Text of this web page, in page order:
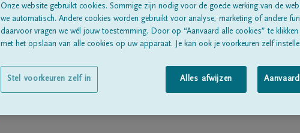
Alle rouwberichtenOver ons
Onze website gebruikt cookies. Sommige zijn nodig voor de goede werking van de
we automatisch. Andere cookies worden gebruikt voor analyse, marketing of andere
daarvoor vragen we wél jouw toestemming. Door op “Aanvaard alle cookies” te
met het opslaan van alle cookies op uw apparaat. Je kan ook je voorkeuren zelf
Alles afwijzen
Stel voorkeuren zelf in